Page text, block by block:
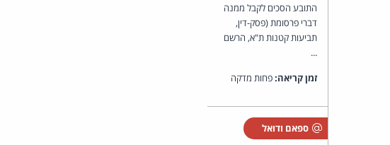
התובע הסכים לקבל ממנה
דברי פרסומת (פסק-דין,
תביעות קטנות ת"א, הרשם
...
זמן קריאה:פחות מדקה
ספאם ודואל